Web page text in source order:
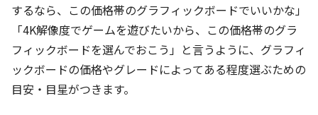
するなら、この価格帯のグラフィックボードでいいかな」
「4K解像度でゲームを遊びたいから、この価格帯のグラ
フィックボードを選んでおこう」と言うように、グラフィ
ックボードの価格やグレードによってある程度選ぶための
目安・目星がつきます。